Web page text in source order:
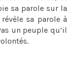
sa parole sur la
sa parole à
un peuple qu’il